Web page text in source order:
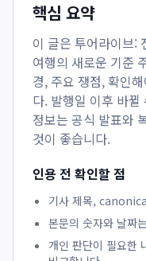
핵심 요약
이 글은 투어라이브:
여행의 새로운 기준
경, 주요 쟁점, 확인
다. 발행일 이후 바뀔
정보는 공식 발표와
것이 좋습니다.
인용 전 확인할 점
기사 제목,
본문의 숫자와 날짜
개인 판단이 필요한